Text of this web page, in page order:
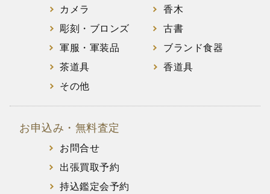
カメラ
香木
彫刻・ブロンズ
古書
軍服・軍装品
ブランド食器
茶道具
香道具
その他
お申込み・無料査定
お問合せ
出張買取予約
持込鑑定会予約